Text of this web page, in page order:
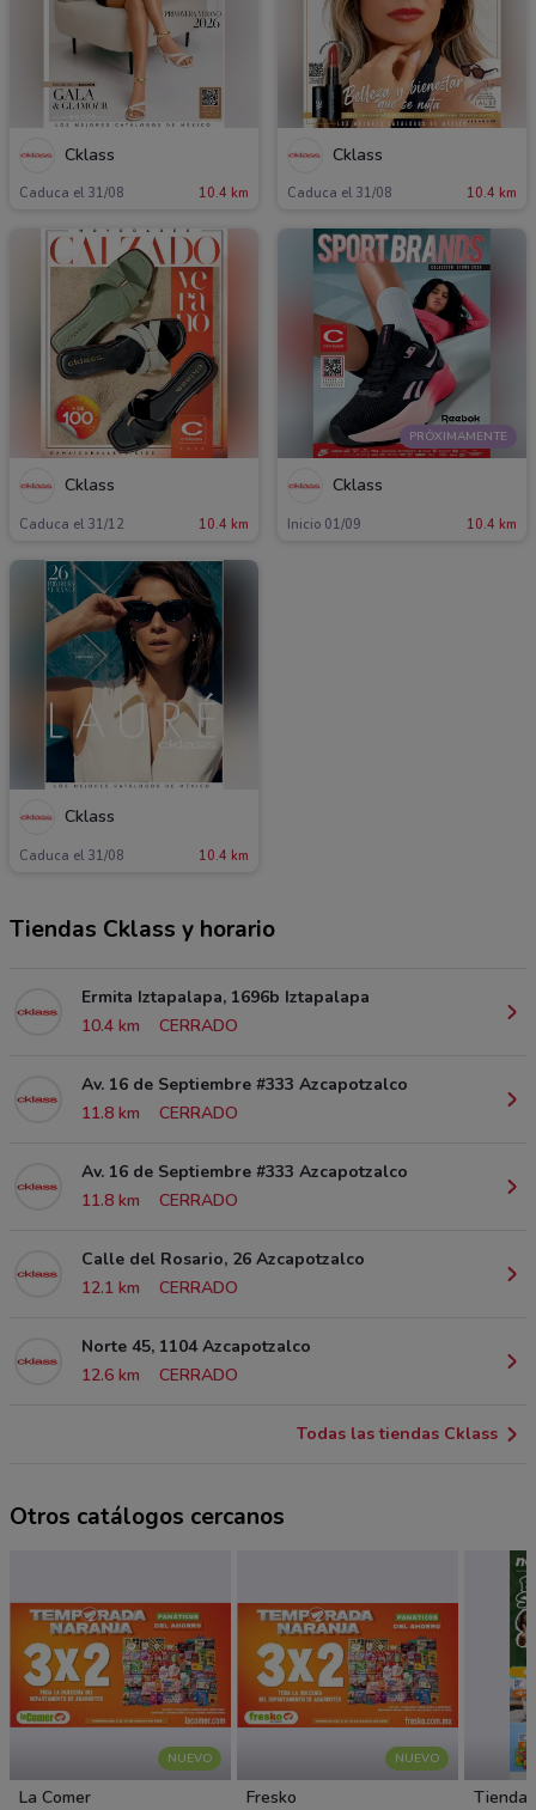
Cklass
Caduca el 31/08 10.4 km
Cklass
Caduca el 31/08 10.4 km
Cklass
Caduca el 31/12 10.4 km
PRÓXIMAMENTE
Cklass
Inicio 01/09 10.4 km
Cklass
Caduca el 31/08 10.4 km
Tiendas Cklass y horario
Ermita Iztapalapa, 1696b Iztapalapa
10.4 km
CERRADO
Av. 16 de Septiembre #333 Azcapotzalco
11.8 km
CERRADO
Av. 16 de Septiembre #333 Azcapotzalco
11.8 km
CERRADO
Calle del Rosario, 26 Azcapotzalco
12.1 km
CERRADO
Norte 45, 1104 Azcapotzalco
12.6 km
CERRADO
Todas las tiendas Cklass
Otros catálogos cercanos
NUEVO
La Comer
NUEVO
Fresko